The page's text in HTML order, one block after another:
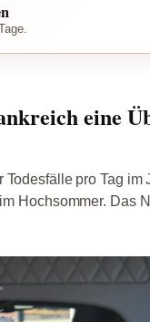
eine
pro Tag im
Hochsommer. Das